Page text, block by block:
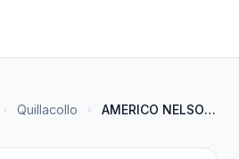
Quillacollo AMERICO NELSON CAMPOS AVILES